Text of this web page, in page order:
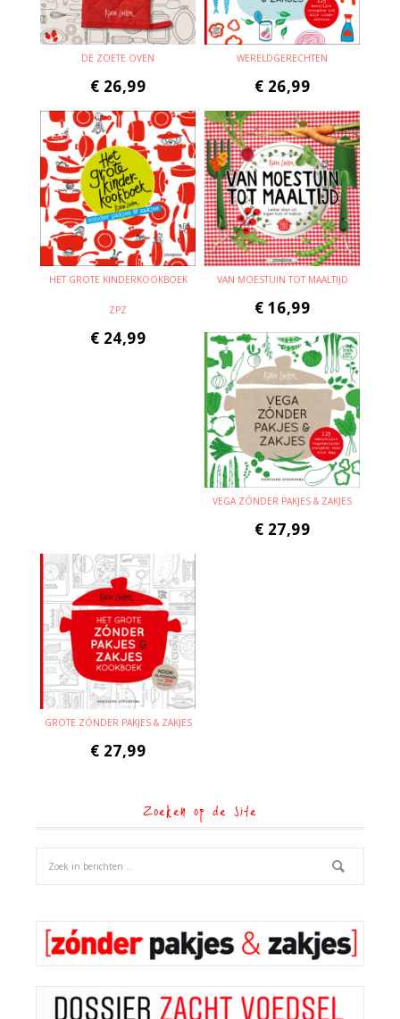
DE ZOETE OVEN
€ 26,99
WERELDGERECHTEN
€ 26,99
HET GROTE KINDERKOOKBOEK
ZPZ
€ 24,99
VAN MOESTUIN TOT MAALTIJD
€ 16,99
VEGA ZÓNDER PAKJES & ZAKJES
€ 27,99
GROTE ZÓNDER PAKJES & ZAKJES
€ 27,99
Zoeken op de site